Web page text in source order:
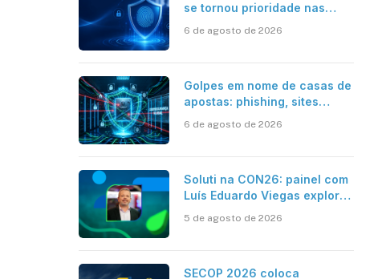
se tornou prioridade nas
6 de agosto de 2026
Golpes em nome de casas de
apostas: phishing, sites
6 de agosto de 2026
Soluti na CON26: painel com
Luís Eduardo Viegas explora
eficiência da Contabilidade
5 de agosto de 2026
SECOP 2026 coloca